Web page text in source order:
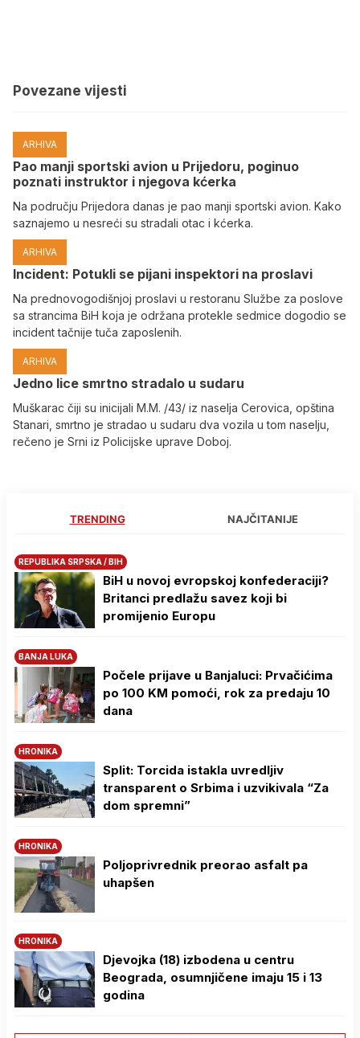
Povezane vijesti
ARHIVA
Pao manji sportski avion u Prijedoru, poginuo
poznati instruktor i njegova kćerka
Na području Prijedora danas je pao manji sportski avion. Kako
saznajemo u nesreći su stradali otac i kćerka.
ARHIVA
Incident: Potukli se pijani inspektori na proslavi
Na prednovogodišnjoj proslavi u restoranu Službe za poslove
sa strancima BiH koja je održana protekle sedmice dogodio se
incident tačnije tuča zaposlenih.
ARHIVA
Јedno lice smrtno stradalo u sudaru
Muškarac čiji su inicijali M.M. /43/ iz naselja Cerovica, opština
Stanari, smrtno je stradao u sudaru dva vozila u tom naselju,
rečeno je Srni iz Policijske uprave Doboj.
TRENDING NAJČITANIJE
REPUBLIKA SRPSKA / BIH
BiH u novoj evropskoj konfederaciji?
Britanci predlažu savez koji bi
promijenio Europu
BANJA LUKA
Počele prijave u Banjaluci: Prvačićima
po 100 KM pomoći, rok za predaju 10
dana
HRONIKA
Split: Torcida istakla uvredljiv
transparent o Srbima i uzvikivala “Za
dom spremni”
HRONIKA
Poljoprivrednik preorao asfalt pa
uhapšen
HRONIKA
Djevojka (18) izbodena u centru
Beograda, osumnjičene imaju 15 i 13
godina